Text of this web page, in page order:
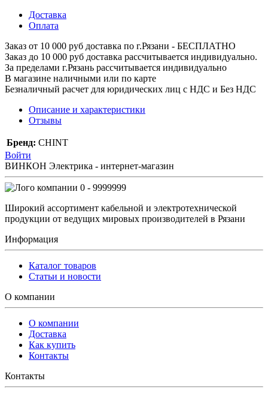
Доставка
Оплата
Заказ от 10 000 руб доставка по г.Рязани - БЕСПЛАТНО
Заказ до 10 000 руб доставка рассчитывается индивидуально.
За пределами г.Рязань рассчитывается индивидуально
В магазине наличными или по карте
Безналичный расчет для юридических лиц с НДС и Без НДС
Описание и характеристики
Отзывы
Бренд: CHINT
Войти
ВИНКОН Электрика - интернет-магазин
0 - 9999999
Широкий ассортимент кабельной и электротехнической
продукции от ведущих мировых производителей в Рязани
Информация
Каталог товаров
Статьи и новости
О компании
О компании
Доставка
Как купить
Контакты
Контакты